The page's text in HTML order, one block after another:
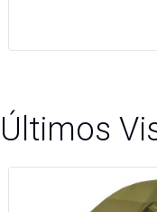
Últimos